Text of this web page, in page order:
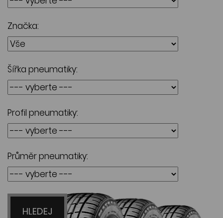
Značka:
Šířka pneumatiky:
Profil pneumatiky:
Průměr pneumatiky:
HLEDEJ